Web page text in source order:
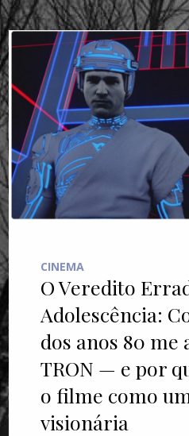
CINEMA
O Veredito
Adolescência:
dos anos 80 me
TRON — e por
o filme como
visionária